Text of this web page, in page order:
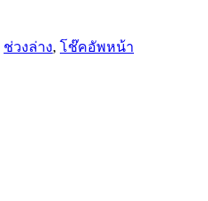
ช่วงล่าง, โช๊คอัพหน้า